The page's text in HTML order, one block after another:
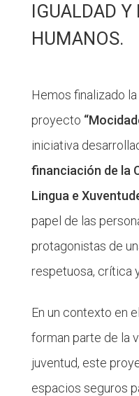
IGUALDAD Y
HUMANOS.
Hemos finalizado
proyecto
iniciativa
financiación de la
Lingua e
papel de las
protagonistas de
respetuosa, crítica
En un contexto en
forman parte de la
juventud, este
espacios seguros